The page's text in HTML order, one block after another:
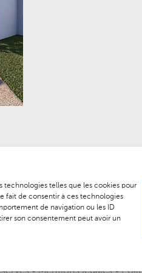
technologies telles que les cookies pour
fait de consentir à ces technologies
de navigation ou les ID
son consentement peut avoir un